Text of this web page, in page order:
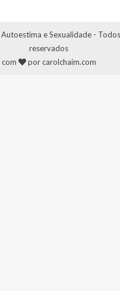
Autoestima e Sexualidade -
reservados
com
por carolchaim.com